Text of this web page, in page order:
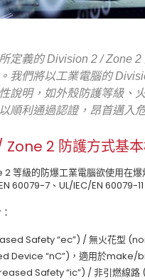
定義的 Division 2 / Zone
我們將以工業電腦的
說明，如外殼防護等級、
順利通過認證，昂首邁入
2 防護方式基
等級的防爆工業電腦欲使用在爆
60079-7、UL/IEC/EN 60079-
Safety “ec”) / 無火花型
Device “nC”)，適用於make/
Safety “ic”) / 非引燃線